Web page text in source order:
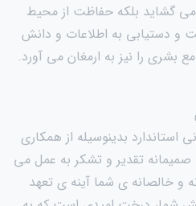
را می گشاید بلکه حفاظت از محیط
و دستیابی به اطلاعات و دانش
بشری را نیز به ارمغان می آورد.
بدینوسیله از همکاری
صمیمانه تقدیر و تشکر به عمل می
و خالصانه ی شما آینه ی تعهد